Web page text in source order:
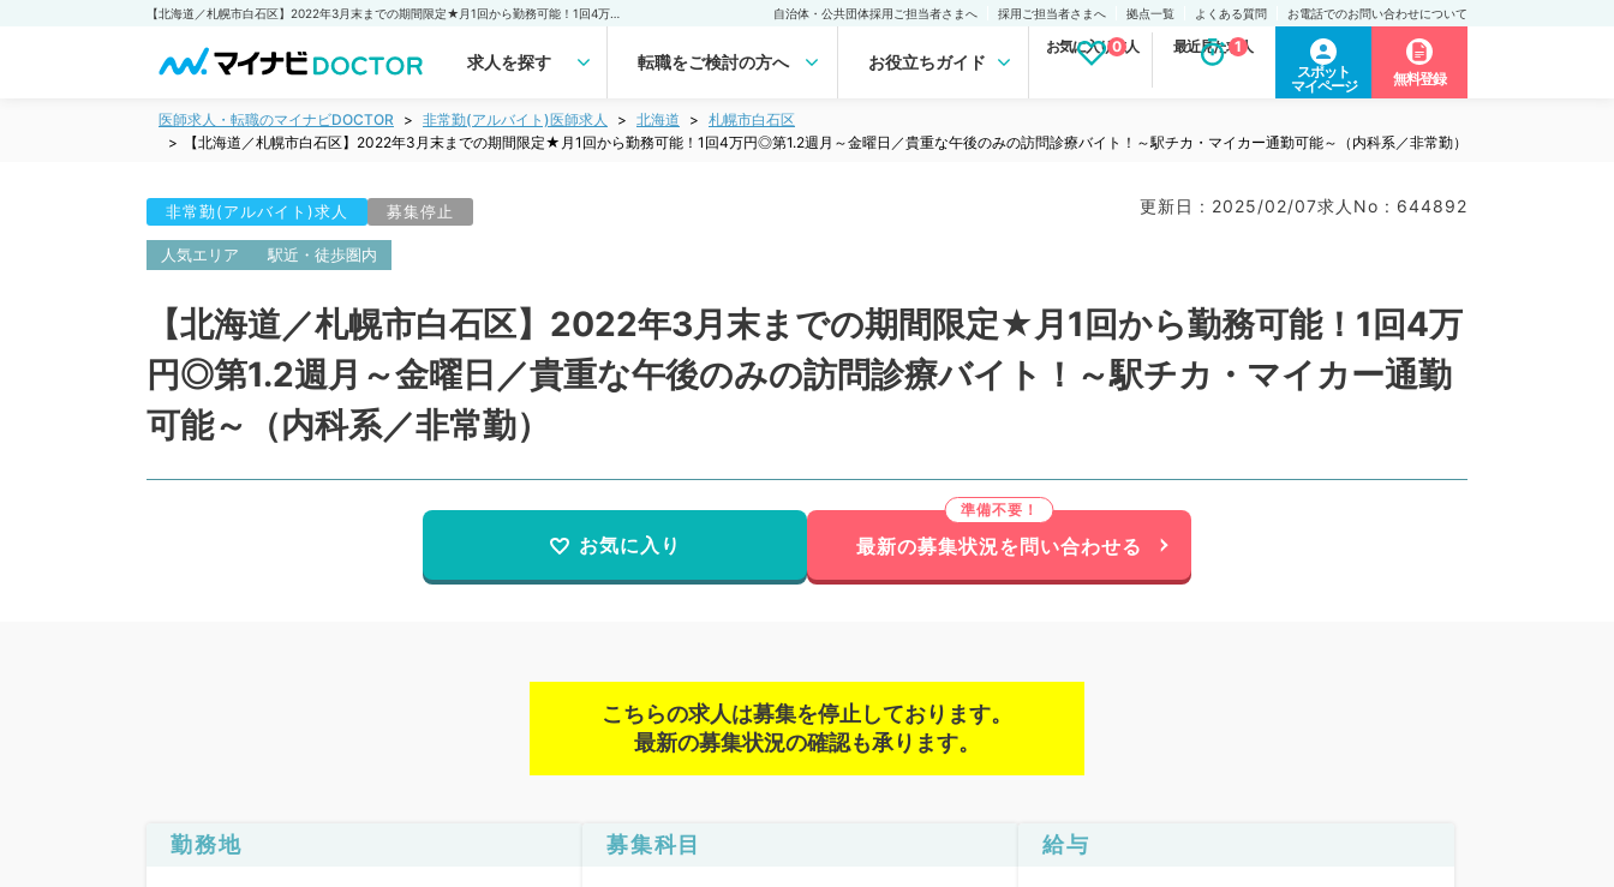
自治体・公共団体採用ご担当者さまへ 採用ご担当者さまへ 拠点一覧 よくある質問 お電話でのお問い合わせについて
求人を探す 転職をご検討の方へ お役立ちガイド
お気に入り求人
0 最近見た求人
1
スポット
マイページ
無料登録
医師求人・転職のマイナビDOCTOR 非常勤(アルバイト)医師求人 北海道
札幌市白石区
【北海道／札幌市白石区】2022年3月末までの期間限定★月1回から勤務可能！1回4万円◎第1.2週月～金曜日／貴重な午後のみの訪問診療バイト！～駅チカ・マイカー通勤可能～（内科系／非常勤）
非常勤(アルバイト)求人 募集停止 更新日 : 2025/02/07求人No : 644892
人気エリア 駅近・徒歩圏内
【北海道／札幌市白石区】2022年3月末までの期間限定★月1回から勤務可能！1回4万
円◎第1.2週月～金曜日／貴重な午後のみの訪問診療バイト！～駅チカ・マイカー通勤
可能～（内科系／非常勤）
お気に入り 最新の募集状況を問い合わせる
こちらの求人は募集を停止しております。
最新の募集状況の確認も承ります。
勤務地 募集科目 給与